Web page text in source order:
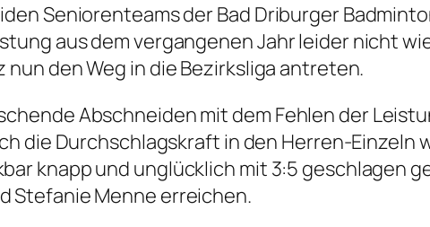
Seniorenteams der Bad Driburger
aus dem vergangenen Jahr leider nicht
den Weg in die Bezirksliga antreten.
Abschneiden mit dem Fehlen der
die Durchschlagskraft in den Herren-Einzeln
knapp und unglücklich mit 3:5 geschlagen
Stefanie Menne erreichen.